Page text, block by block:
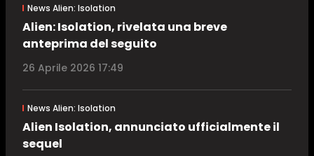
News Alien: Isolation
Alien: Isolation, rivelata una breve
anteprima del seguito
26 Aprile 2026 17:49
News Alien: Isolation
Alien Isolation, annunciato ufficialmente il
sequel